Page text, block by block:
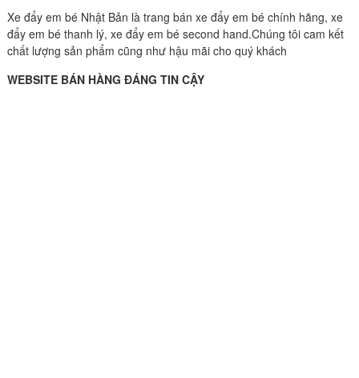
Xe đẩy em bé Nhật Bản là trang bán xe đẩy em bé chính hãng, xe
đẩy em bé thanh lý, xe đẩy em bé second hand.Chúng tôi cam kết
chất lượng sản phẩm cũng như hậu mãi cho quý khách
WEBSITE BÁN HÀNG ĐÁNG TIN CẬY